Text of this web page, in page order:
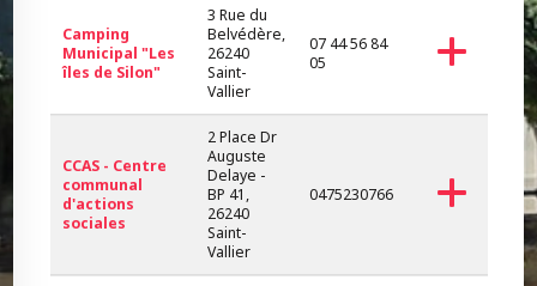
Camping
Municipal "Les
îles de Silon"
3 Rue du
Belvédère,
26240
Saint-
Vallier
07 44 56 84
05
CCAS - Centre
communal
d'actions
sociales
2 Place Dr
Auguste
Delaye -
BP 41,
26240
Saint-
Vallier
0475230766